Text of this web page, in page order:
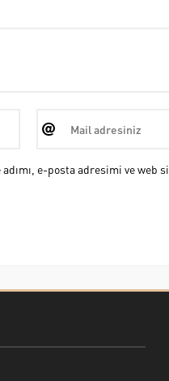
e-posta adresimi ve web